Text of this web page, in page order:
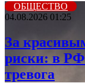
ОБЩЕСТВО
04.08.2026 01:25
За
риски: в РФ
тревога